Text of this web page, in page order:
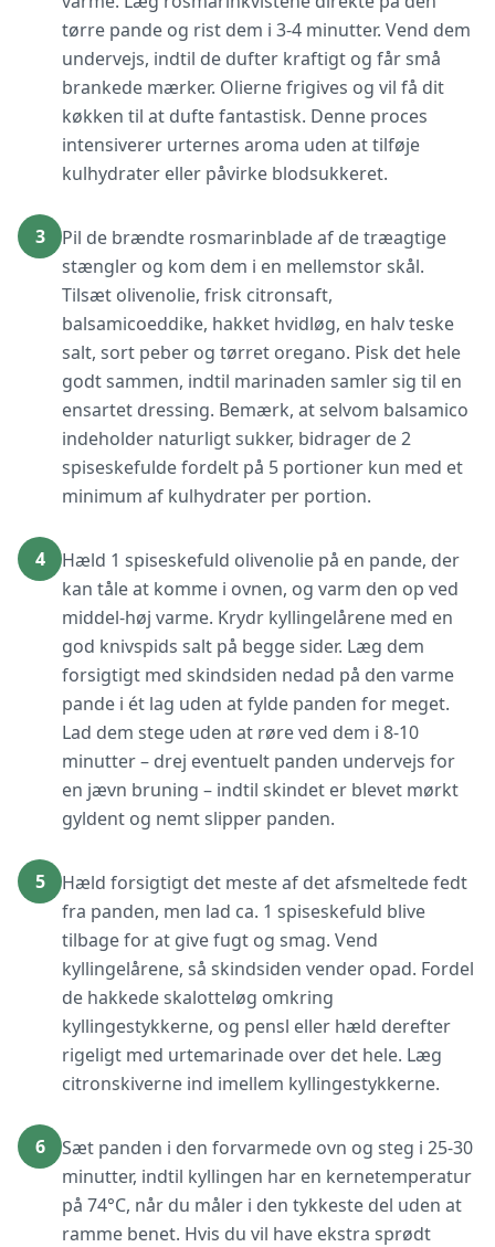
tørre pande og rist dem i 3-4 minutter. Vend dem
undervejs, indtil de dufter kraftigt og får små
brankede mærker. Olierne frigives og vil få dit
køkken til at dufte fantastisk. Denne proces
intensiverer urternes aroma uden at tilføje
kulhydrater eller påvirke blodsukkeret.
3
Pil de brændte rosmarinblade af de træagtige
stængler og kom dem i en mellemstor skål.
Tilsæt olivenolie, frisk citronsaft,
balsamicoeddike, hakket hvidløg, en halv teske
salt, sort peber og tørret oregano. Pisk det hele
godt sammen, indtil marinaden samler sig til en
ensartet dressing. Bemærk, at selvom balsamico
indeholder naturligt sukker, bidrager de 2
spiseskefulde fordelt på 5 portioner kun med et
minimum af kulhydrater per portion.
4
Hæld 1 spiseskefuld olivenolie på en pande, der
kan tåle at komme i ovnen, og varm den op ved
middel-høj varme. Krydr kyllingelårene med en
god knivspids salt på begge sider. Læg dem
forsigtigt med skindsiden nedad på den varme
pande i ét lag uden at fylde panden for meget.
Lad dem stege uden at røre ved dem i 8-10
minutter – drej eventuelt panden undervejs for
en jævn bruning – indtil skindet er blevet mørkt
gyldent og nemt slipper panden.
5
Hæld forsigtigt det meste af det afsmeltede fedt
fra panden, men lad ca. 1 spiseskefuld blive
tilbage for at give fugt og smag. Vend
kyllingelårene, så skindsiden vender opad. Fordel
de hakkede skalotteløg omkring
kyllingestykkerne, og pensl eller hæld derefter
rigeligt med urtemarinade over det hele. Læg
citronskiverne ind imellem kyllingestykkerne.
6
Sæt panden i den forvarmede ovn og steg i 25-30
minutter, indtil kyllingen har en kernetemperatur
på 74°C, når du måler i den tykkeste del uden at
ramme benet. Hvis du vil have ekstra sprødt